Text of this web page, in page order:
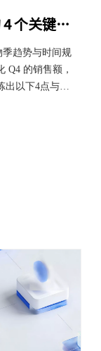
【购物季】Google美国团队的 4 个关键策略与广告账户优化建议
趋势与时间规
Q4 的销售额，
出以下4点与您